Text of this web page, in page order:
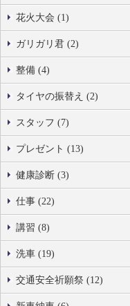
花火大会 (1)
ガリガリ君 (2)
整備 (4)
タイヤの振替え (2)
スタッフ (7)
プレゼント (13)
健康診断 (3)
仕事 (22)
講習 (8)
洗車 (19)
交通安全祈願祭 (12)